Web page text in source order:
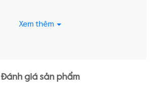
Xem thêm
Đánh giá sản phẩm